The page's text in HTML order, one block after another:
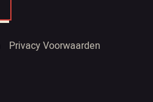
Privacy Voorwaarden